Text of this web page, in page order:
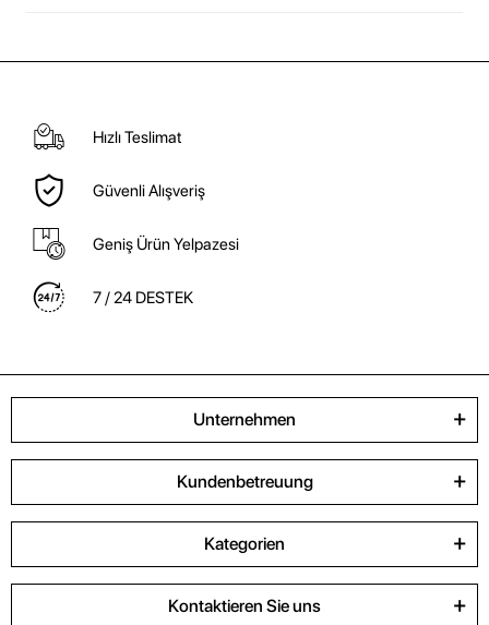
Hızlı Teslimat
Güvenli Alışveriş
Geniş Ürün Yelpazesi
7 / 24 DESTEK
Unternehmen
Kundenbetreuung
Kategorien
Kontaktieren Sie uns